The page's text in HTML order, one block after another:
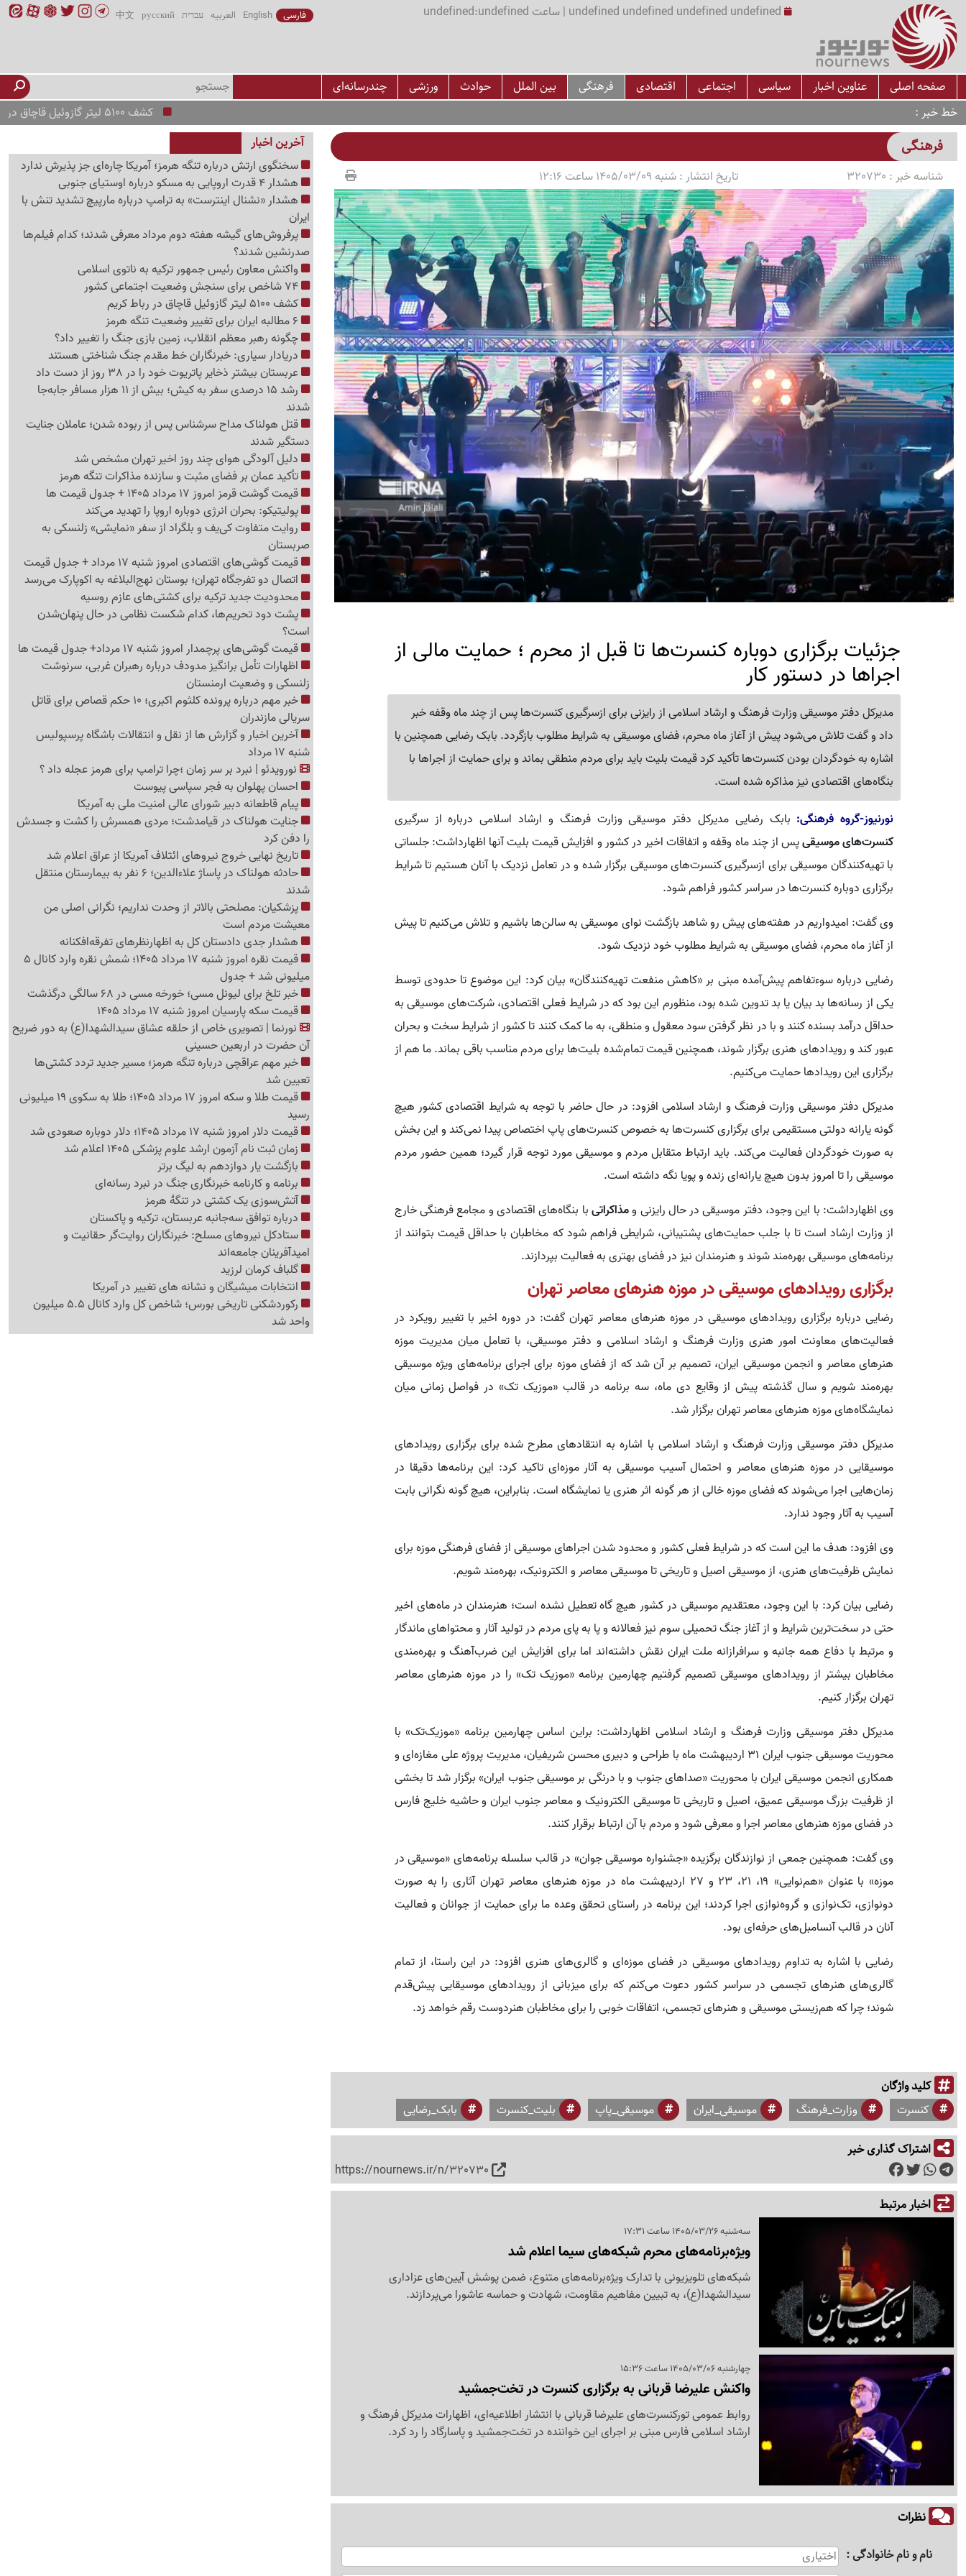
undefined undefined undefined undefined | ساعت undefined:undefined فارسی English العربیه עברית русский
中文
صفحه اصلی عناوین اخبار سیاسی اجتماعی اقتصادی فرهنگی بین الملل حوادث ورزشی
چندرسانه‌ای
خط خبر
کشف 5100 لیتر گازوئیل قاچاق در رباط کریم
فرهنگی
شناسه خبر : 320730 تاریخ انتشار :شنبه 1405/03/09 ساعت 12:16
جزئیات برگزاری دوباره کنسرت‌ها تا قبل از محرم ؛ حمایت مالی از
اجراها در دستور کار
مدیرکل دفتر موسیقی وزارت فرهنگ و ارشاد اسلامی از رایزنی برای ازسرگیری کنسرت‌ها پس از چند ماه وقفه خبر
داد و گفت تلاش می‌شود پیش از آغاز ماه محرم، فضای موسیقی به شرایط مطلوب بازگردد. بابک رضایی همچنین با
اشاره به خودگردان بودن کنسرت‌ها تأکید کرد قیمت بلیت باید برای مردم منطقی بماند و برای حمایت از اجراها با
بنگاه‌های اقتصادی نیز مذاکره شده است.
نورنیوز-گروه فرهنگی: بابک رضایی مدیرکل دفتر موسیقی وزارت فرهنگ و ارشاد اسلامی درباره از سرگیری
کنسرت‌های موسیقیپس از چند ماه وقفه و اتفاقات اخیر در کشور و افزایش قیمت بلیت آنها اظهارداشت: جلساتی
با تهیه‌کنندگان موسیقی برای ازسرگیری کنسرت‌های موسیقی برگزار شده و در تعامل نزدیک با آنان هستیم تا شرایط
برگزاری دوباره کنسرت‌ها در سراسر کشور فراهم شود.
وی گفت: امیدواریم در هفته‌های پیش رو شاهد بازگشت نوای موسیقی به سالن‌ها باشیم و تلاش می‌کنیم تا پیش
از آغاز ماه محرم، فضای موسیقی به شرایط مطلوب خود نزدیک شود.
رضایی درباره سوءتفاهم پیش‌آمده مبنی بر «کاهش منفعت تهیه‌کنندگان» بیان کرد: این موضوع تا حدودی توسط
یکی از رسانه‌ها بد بیان یا بد تدوین شده بود، منظورم این بود که در شرایط فعلی اقتصادی، شرکت‌های موسیقی به
حداقل درآمد بسنده کنند و با در نظر گرفتن سود معقول و منطقی، به ما کمک کنند تا کشور از شرایط سخت و بحران
عبور کند و رویدادهای هنری برگزار شوند، همچنین قیمت تمام‌شده بلیت‌ها برای مردم مناسب باقی بماند. ما هم از
برگزاری این رویدادها حمایت می‌کنیم.
مدیرکل دفتر موسیقی وزارت فرهنگ و ارشاد اسلامی افزود: در حال حاضر با توجه به شرایط اقتصادی کشور هیچ‌
گونه یارانه دولتی مستقیمی برای برگزاری کنسرت‌ها به خصوص کنسرت‌های پاپ اختصاص پیدا نمی‌کند و این بخش
به صورت خودگردان فعالیت می‌کند. باید ارتباط متقابل مردم و موسیقی مورد توجه قرار گیرد؛ همین حضور مردم
موسیقی را تا امروز بدون هیچ یارانه‌ای زنده و پویا نگه داشته است.
وی اظهارداشت: با این وجود، دفتر موسیقی در حال رایزنی ومذاکراتیبا بنگاه‌های اقتصادی و مجامع فرهنگی خارج
از وزارت ارشاد است تا با جلب حمایت‌های پشتیبانی، شرایطی فراهم شود که مخاطبان با حداقل قیمت بتوانند از
برنامه‌های موسیقی بهره‌مند شوند و هنرمندان نیز در فضای بهتری به فعالیت بپردازند.
برگزاری رویدادهای موسیقی در موزه هنرهای معاصر تهران
رضایی درباره برگزاری رویدادهای موسیقی در موزه هنرهای معاصر تهران گفت: در دوره اخیر با تغییر رویکرد در
فعالیت‌های معاونت امور هنری وزارت فرهنگ و ارشاد اسلامی و دفتر موسیقی، با تعامل میان مدیریت موزه
هنرهای معاصر و انجمن موسیقی ایران، تصمیم بر آن شد که از فضای موزه برای اجرای برنامه‌های ویژه موسیقی
بهره‌مند شویم و سال گذشته پیش از وقایع دی ‌ماه، سه برنامه در قالب «موزیک‌ تک» در فواصل زمانی میان
نمایشگاه‌های موزه هنرهای معاصر تهران برگزار شد.
مدیرکل دفتر موسیقی وزارت فرهنگ و ارشاد اسلامی با اشاره به انتقادهای مطرح شده برای برگزاری رویدادهای
موسیقایی در موزه هنرهای معاصر و احتمال آسیب موسیقی به آثار موزه‌ای تاکید کرد: این برنامه‌ها دقیقا در
زمان‌هایی اجرا می‌شوند که فضای موزه خالی از هر گونه اثر هنری یا نمایشگاه است. بنابراین، هیچ‌ گونه نگرانی بابت
آسیب به آثار وجود ندارد.
وی افزود: هدف ما این است که در شرایط فعلی کشور و محدود شدن اجراهای موسیقی از فضای فرهنگی موزه برای
نمایش ظرفیت‌های هنری، از موسیقی اصیل و تاریخی تا موسیقی معاصر و الکترونیک، بهره‌مند شویم.
رضایی بیان کرد: با این وجود، معتقدیم موسیقی در کشور هیچ‌ گاه تعطیل نشده است؛ هنرمندان در ماه‌های اخیر
حتی در سخت‌ترین شرایط و از آغاز جنگ تحمیلی سوم نیز فعالانه و پا به‌ پای مردم در تولید آثار و محتواهای ماندگار
و مرتبط با دفاع همه جانبه و سرافرازانه ملت ایران نقش داشته‌اند اما برای افزایش این ضرب‌آهنگ و بهره‌مندی
مخاطبان بیشتر از رویدادهای موسیقی تصمیم گرفتیم چهارمین برنامه «موزیک تک» را در موزه هنرهای معاصر
تهران برگزار کنیم.
مدیرکل دفتر موسیقی وزارت فرهنگ و ارشاد اسلامی اظهارداشت: براین اساس چهارمین برنامه «موزیک‌تک» با
محوریت موسیقی جنوب ایران ۳۱ اردیبهشت ماه با طراحی و دبیری محسن شریفیان، مدیریت پروژه علی مغازه‌ای و
همکاری انجمن موسیقی ایران با محوریت «صداهای جنوب و با درنگی بر موسیقی جنوب ایران» برگزار شد تا بخشی
از ظرفیت بزرگ موسیقی عمیق، اصیل و تاریخی تا موسیقی الکترونیک و معاصر جنوب ایران و حاشیه خلیج فارس
در فضای موزه هنرهای معاصر اجرا و معرفی شود و مردم با آن ارتباط برقرار کنند.
وی گفت: همچنین جمعی از نوازندگان برگزیده «جشنواره موسیقی جوان» در قالب سلسله برنامه‌های «موسیقی در
موزه» با عنوان «هم‌نوایی» ۱۹، ۲۱، ۲۳ و ۲۷ اردیبهشت ماه در موزه هنرهای معاصر تهران آثاری را به صورت
دونوازی، تک‌نوازی و گروه‌نوازی اجرا کردند؛ این برنامه در راستای تحقق وعده ما برای حمایت از جوانان و فعالیت
آنان در قالب آنسامبل‌های حرفه‌ای بود.
رضایی با اشاره به تداوم رویدادهای موسیقی در فضای موزه‌ای و گالری‌های هنری افزود: در این راستا، از تمام
گالری‌های هنرهای تجسمی در سراسر کشور دعوت می‌کنم که برای میزبانی از رویدادهای موسیقایی پیش‌قدم
شوند؛ چرا که هم‌زیستی موسیقی و هنرهای تجسمی، اتفاقات خوبی را برای مخاطبان هنردوست رقم خواهد زد.
کلید واژگان
کنسرت وزارت_فرهنگ موسیقی_ایران موسیقی_پاپ بلیت_کنسرت بابک_رضایی
اشتراک گذاری خبر
https://nournews.ir/n/320730
اخبار مرتبط
سه‌شنبه 1405/03/26 ساعت 17:31
ویژه‌برنامه‌های محرم شبکه‌های سیما اعلام شد
شبکه‌های تلویزیونی با تدارک ویژه‌برنامه‌های متنوع، ضمن پوشش آیین‌های عزاداری
سیدالشهدا(ع)، به تبیین مفاهیم مقاومت، شهادت و حماسه عاشورا می‌پردازند.
چهارشنبه 1405/03/06 ساعت 15:36
واکنش علیرضا قربانی به برگزاری کنسرت در تخت‌جمشید
روابط عمومی تورکنسرت‌های علیرضا قربانی با انتشار اطلاعیه‌ای، اظهارات مدیرکل فرهنگ و
ارشاد اسلامی فارس مبنی بر اجرای این خواننده در تخت‌جمشید و پاسارگاد را رد کرد.
نظرات
نام و نام خانوادگی
آخرین اخبار
سخنگوی ارتش درباره تنگه هرمز؛ آمریکا چاره‌ای جز پذیرش ندارد
هشدار 4 قدرت اروپایی به مسکو درباره اوستیای جنوبی
هشدار «نشنال اینترست» به ترامپ درباره مارپیچ تشدید تنش با
ایران
پرفروش‌های گیشه هفته دوم مرداد معرفی شدند؛ کدام فیلم‌ها
صدرنشین شدند؟
واکنش معاون رئیس جمهور ترکیه به ناتوی اسلامی
کشف 5100 لیتر گازوئیل قاچاق در رباط کریم
چگونه رهبر معظم انقلاب، زمین بازی جنگ را تغییر داد؟
دریادار سیاری: خبرنگاران خط مقدم جنگ شناختی هستند
عربستان بیشتر ذخایر پاتریوت خود را در 38 روز از دست داد
رشد 15 درصدی سفر به کیش؛ بیش از 11 هزار مسافر جابه‌جا
شدند
قتل هولناک مداح سرشناس پس از ربوده شدن؛ عاملان جنایت
دستگیر شدند
دلیل آلودگی هوای چند روز اخیر تهران مشخص شد
تأکید عمان بر فضای مثبت و سازنده مذاکرات تنگه هرمز
قیمت گوشت قرمز امروز 17 مرداد 1405 + جدول قیمت ها
پولیتیکو: بحران انرژی دوباره اروپا را تهدید می‌کند
روایت متفاوت کی‌یف و بلگراد از سفر «نمایشی» زلنسکی به
صربستان
قیمت گوشی‌های اقتصادی امروز شنبه 17 مرداد + جدول قیمت
اتصال دو تفرجگاه تهران؛ بوستان نهج‌البلاغه به اکوپارک می‌رسد
محدودیت جدید ترکیه برای کشتی‌های عازم روسیه
پشت دود تحریم‌ها، کدام شکست نظامی در حال پنهان‌شدن
است؟
قیمت گوشی‌های پرچمدار امروز شنبه 17 مرداد+ جدول قیمت ها
اظهارات تأمل برانگیز مدودف درباره رهبران غربی، سرنوشت
زلنسکی و وضعیت ارمنستان
خبر مهم درباره پرونده کلثوم اکبری؛ 10 حکم قصاص برای قاتل
سریالی مازندران
آخرین اخبار و گزارش ها از نقل و انتقالات باشگاه پرسپولیس
شنبه 17 مرداد
نورویدئو | نبرد بر سر زمان ؛چرا ترامپ برای هرمز عجله داد ؟
احسان پهلوان به فجر سپاسی پیوست
پیام قاطعانه دبیر شورای عالی امنیت ملی به آمریکا
جنایت هولناک در قیامدشت؛ مردی همسرش را کشت و جسدش
را دفن کرد
تاریخ نهایی خروج نیروهای ائتلاف آمریکا از عراق اعلام شد
حادثه هولناک در پاساژ علاءالدین؛ 6 نفر به بیمارستان منتقل
شدند
پزشکیان: مصلحتی بالاتر از وحدت نداریم؛ نگرانی اصلی من
معیشت مردم است
هشدار جدی دادستان کل به اظهارنظرهای تفرقه‌افکنانه
قیمت نقره امروز شنبه 17 مرداد 1405؛ شمش نقره وارد کانال 5
میلیونی شد + جدول
خبر تلخ برای لیونل مسی؛ خورخه مسی در 68 سالگی درگذشت
قیمت سکه پارسیان امروز شنبه 17 مرداد 1405
نورنما | تصویری خاص از حلقه عشاق سیدالشهدا(ع) به دور ضریح
آن حضرت در اربعین حسینی
خبر مهم عراقچی درباره تنگه هرمز؛ مسیر جدید تردد کشتی‌ها
تعیین شد
قیمت طلا و سکه امروز 17 مرداد 1405؛ طلا به سکوی 19 میلیونی
رسید
قیمت دلار امروز شنبه 17 مرداد 1405؛ دلار دوباره صعودی شد
زمان ثبت نام آزمون ارشد علوم پزشکی 1405 اعلام شد
بازگشت یار دوازدهم به لیگ برتر
برنامه و کارنامه خبرنگاری جنگ در نبرد رسانه‌ای
آتش‌سوزی یک کشتی در تنگهٔ هرمز
درباره توافق سه‌جانبه عربستان، ترکیه و پاکستان
ستادکل نیروهای مسلح: خبرنگاران روایت‌گر حقانیت و
امیدآفرینان جامعه‌اند
گلباف کرمان لرزید
انتخابات میشیگان و نشانه های تغییر در آمریکا
رکوردشکنی تاریخی بورس؛ شاخص کل وارد کانال 5.5 میلیون
واحد شد